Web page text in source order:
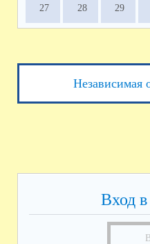
27 28 29
Независимая
Вход